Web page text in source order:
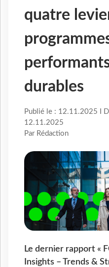
quatre
durables
Publié le : 12.11.2025 I
12.11.2025
Par Rédaction
Le dernier rapport «
Insights – Trends &